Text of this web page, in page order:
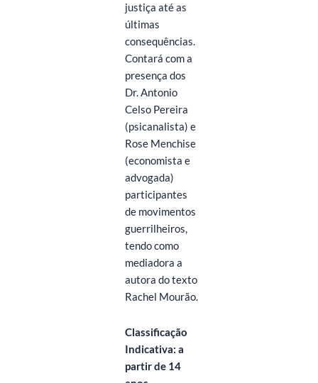
justiça até as
últimas
consequências.
Contará com a
presença dos
Dr. Antonio
Celso Pereira
(psicanalista) e
Rose Menchise
(economista e
advogada)
participantes
de movimentos
guerrilheiros,
tendo como
mediadora a
autora do texto
Rachel Mourão.
Classificação
Indicativa: a
partir de 14